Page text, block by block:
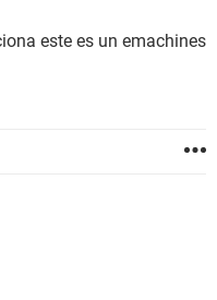
este es un emachines